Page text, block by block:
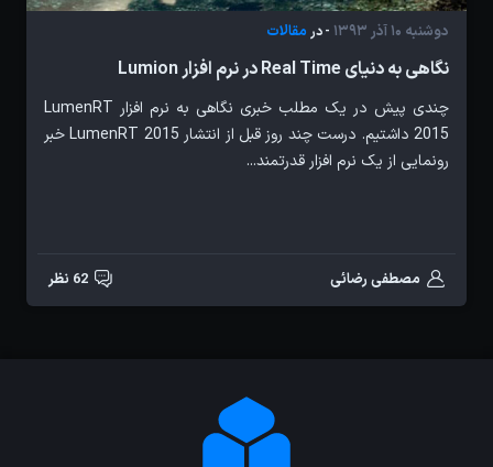
دوشنبه 10 آذر 1393 - در مقالات
نگاهی به دنیای Real Time در نرم افزار Lumion
چندی پیش در یک مطلب خبری نگاهی به نرم افزار LumenRT
2015 داشتیم. درست چند روز قبل از انتشار LumenRT 2015 خبر
رونمایی از یک نرم افزار قدرتمند...
مصطفی رضائی 62 نظر